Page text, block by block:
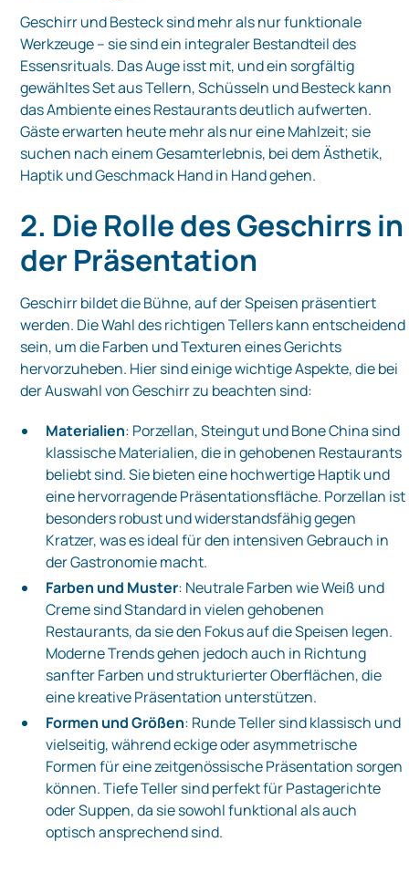
Geschirr und Besteck sind mehr als nur funktionale
Werkzeuge – sie sind ein integraler Bestandteil des
Essensrituals. Das Auge isst mit, und ein sorgfältig
gewähltes Set aus Tellern, Schüsseln und Besteck kann
das Ambiente eines Restaurants deutlich aufwerten.
Gäste erwarten heute mehr als nur eine Mahlzeit; sie
suchen nach einem Gesamterlebnis, bei dem Ästhetik,
Haptik und Geschmack Hand in Hand gehen.
2. Die Rolle des Geschirrs in
der Präsentation
Geschirr bildet die Bühne, auf der Speisen präsentiert
werden. Die Wahl des richtigen Tellers kann entscheidend
sein, um die Farben und Texturen eines Gerichts
hervorzuheben. Hier sind einige wichtige Aspekte, die bei
der Auswahl von Geschirr zu beachten sind:
Materialien: Porzellan, Steingut und Bone China sind
klassische Materialien, die in gehobenen Restaurants
beliebt sind. Sie bieten eine hochwertige Haptik und
eine hervorragende Präsentationsfläche. Porzellan ist
besonders robust und widerstandsfähig gegen
Kratzer, was es ideal für den intensiven Gebrauch in
der Gastronomie macht.
Farben und Muster: Neutrale Farben wie Weiß und
Creme sind Standard in vielen gehobenen
Restaurants, da sie den Fokus auf die Speisen legen.
Moderne Trends gehen jedoch auch in Richtung
sanfter Farben und strukturierter Oberflächen, die
eine kreative Präsentation unterstützen.
Formen und Größen: Runde Teller sind klassisch und
vielseitig, während eckige oder asymmetrische
Formen für eine zeitgenössische Präsentation sorgen
können. Tiefe Teller sind perfekt für Pastagerichte
oder Suppen, da sie sowohl funktional als auch
optisch ansprechend sind.